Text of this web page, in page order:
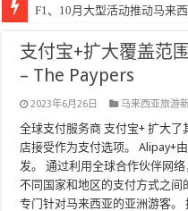
F1、10月大型活动推动马来
支付宝+扩大覆盖范
– The Paypers
2023年6月26日 马来西亚旅游
全球支付服务商 支付宝+ 扩大
店接受作为支付选项。 Alipay+
发。 通过利用全球合作伙伴网
不同国家和地区的支付方式之
专门针对马来西亚的亚洲游客。